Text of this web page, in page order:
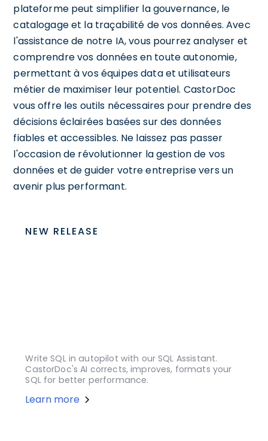
plateforme peut simplifier la gouvernance, le
catalogage et la traçabilité de vos données. Avec
l'assistance de notre IA, vous pourrez analyser et
comprendre vos données en toute autonomie,
permettant à vos équipes data et utilisateurs
métier de maximiser leur potentiel. CastorDoc
vous offre les outils nécessaires pour prendre des
décisions éclairées basées sur des données
fiables et accessibles. Ne laissez pas passer
l'occasion de révolutionner la gestion de vos
données et de guider votre entreprise vers un
avenir plus performant.
NEW RELEASE
Write SQL in autopilot with our SQL Assistant.
CastorDoc's AI corrects, improves, formats your
SQL for better performance.
Learn more